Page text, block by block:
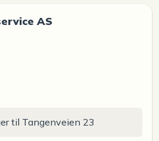
AS
til Tangenveien 23